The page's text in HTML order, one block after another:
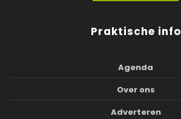
Praktische info
Agenda
Over ons
Adverteren